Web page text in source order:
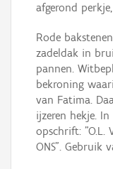
afgerond
Rode
zadeldak in
pannen.
bekroning
van Fatima.
ijzeren hekje.
opschrift: "O.L.
ONS". Gebruik